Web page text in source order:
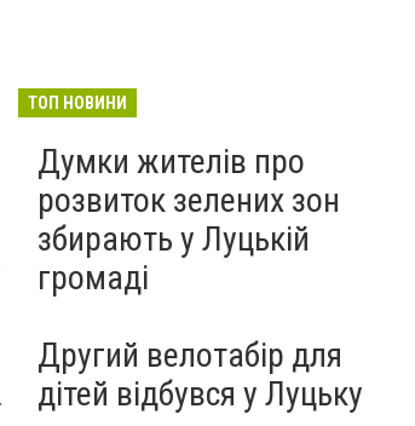
ТОП НОВИНИ
Думки жителів про
розвиток зелених зон
збирають у Луцькій
громаді
Другий велотабір для
дітей відбувся у Луцьку